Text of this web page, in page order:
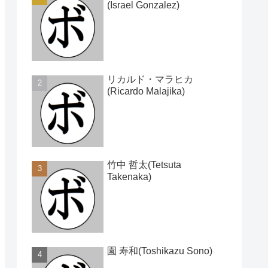
(Israel Gonzalez)
リカルド・マラヒカ
(Ricardo Malajika)
竹中 哲太(Tetsuta
Takenaka)
園 寿和(Toshikazu Sono)